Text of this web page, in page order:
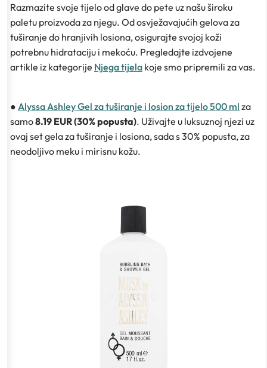
Razmazite svoje tijelo od glave do pete uz našu široku
paletu proizvoda za njegu. Od osvježavajućih gelova za
tuširanje do hranjivih losiona, osigurajte svojoj koži
potrebnu hidrataciju i mekoću. Pregledajte izdvojene
artikle iz kategorije Njega tijela koje smo pripremili za vas.
● Alyssa Ashley Gel za tuširanje i losion za tijelo 500 ml za
samo8.19 EUR (30% popusta). Uživajte u luksuznoj njezi uz
ovaj set gela za tuširanje i losiona, sada s 30% popusta, za
neodoljivo meku i mirisnu kožu.